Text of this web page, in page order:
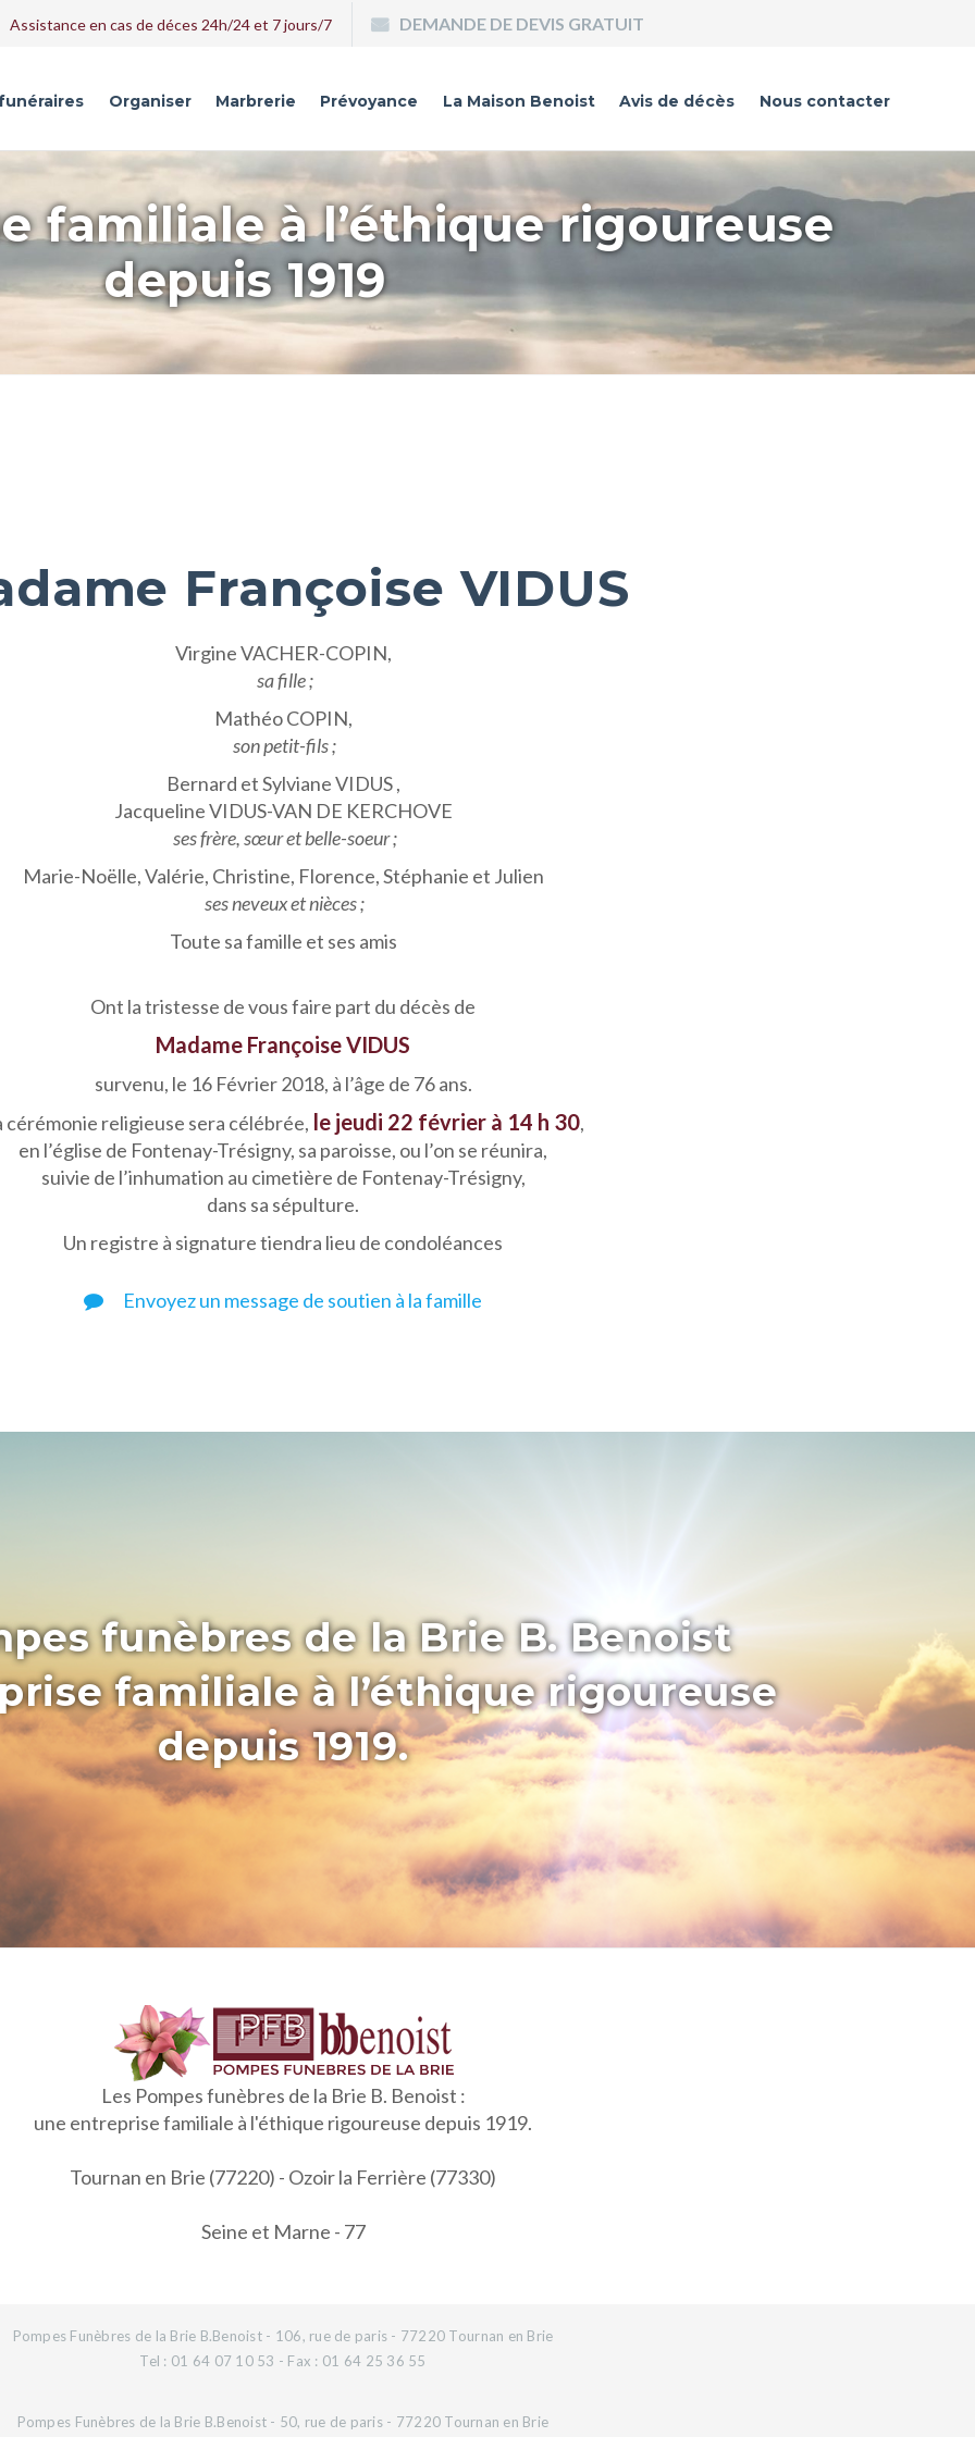
Assistance en cas de déces 24h/24 et 7 jours/7 DEMANDE DE DEVIS GRATUIT
Organiser Marbrerie Prévoyance La Maison Benoist Avis de décès Nous contacter
familiale à l’éthique rigoureuse
depuis 1919
Françoise VIDUS
Virgine VACHER-COPIN,
sa fille ;
Mathéo COPIN,
son petit-fils ;
Bernard et Sylviane VIDUS ,
Jacqueline VIDUS-VAN DE KERCHOVE
ses frère, sœur et belle-soeur ;
Marie-Noëlle, Valérie, Christine, Florence, Stéphanie et Julien
ses neveux et nièces ;
Toute sa famille et ses amis
Ont la tristesse de vous faire part du décès de
Madame Françoise VIDUS
survenu, le 16 Février 2018, à l’âge de 76 ans.
cérémonie religieuse sera célébrée, le jeudi 22 février à 14 h 30,
en l’église de Fontenay-Trésigny, sa paroisse, ou l’on se réunira,
suivie de l’inhumation au cimetière de Fontenay-Trésigny,
dans sa sépulture.
Un registre à signature tiendra lieu de condoléances
Envoyez un message de soutien à la famille
funèbres de la Brie B. Benoist
familiale à l’éthique rigoureuse
depuis 1919.
Les Pompes funèbres de la Brie B. Benoist :
une entreprise familiale à l'éthique rigoureuse depuis 1919.
Tournan en Brie (77220) - Ozoir la Ferrière (77330)
Seine et Marne - 77
Pompes Funèbres de la Brie B.Benoist - 106, rue de paris - 77220 Tournan en Brie
Tel : 01 64 07 10 53 - Fax : 01 64 25 36 55
Pompes Funèbres de la Brie B.Benoist - 50, rue de paris - 77220 Tournan en Brie